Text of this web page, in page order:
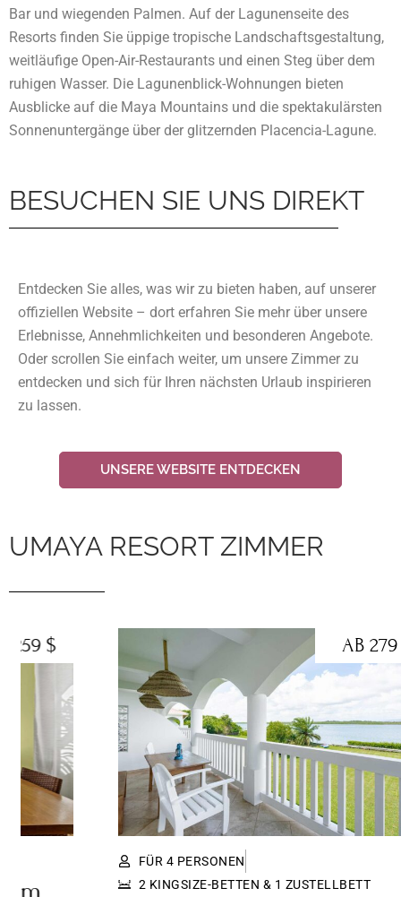
Bar und wiegenden Palmen. Auf der Lagunenseite des
Resorts finden Sie üppige tropische Landschaftsgestaltung,
weitläufige Open-Air-Restaurants und einen Steg über dem
ruhigen Wasser. Die Lagunenblick-Wohnungen bieten
Ausblicke auf die Maya Mountains und die spektakulärsten
Sonnenuntergänge über der glitzernden Placencia-Lagune.
BESUCHEN SIE UNS DIREKT
Entdecken Sie alles, was wir zu bieten haben, auf unserer
offiziellen Website – dort erfahren Sie mehr über unsere
Erlebnisse, Annehmlichkeiten und besonderen Angebote.
Oder scrollen Sie einfach weiter, um unsere Zimmer zu
entdecken und sich für Ihren nächsten Urlaub inspirieren
zu lassen.
UNSERE WEBSITE ENTDECKEN
UMAYA RESORT ZIMMER
FÜR 4 PERSONEN
2 KINGSIZE-BETTEN & 1 ZUSTELLBETT